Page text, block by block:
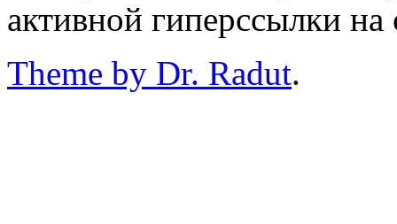
активной гиперссылки
Theme by Dr. Radut.